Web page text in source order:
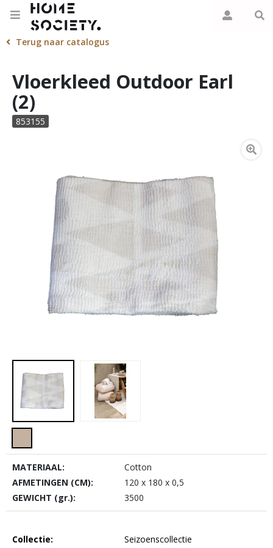
Terug naar catalogus
Vloerkleed Outdoor Earl
(2)
853155
MATERIAAL:
Cotton
AFMETINGEN (CM):
120 x 180 x 0,5
GEWICHT (gr.):
3500
Collectie:
Seizoenscollectie